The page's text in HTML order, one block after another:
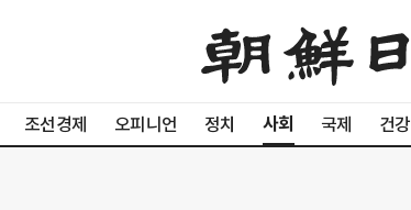
조선경제 오피니언 정치 사회 국제 건강